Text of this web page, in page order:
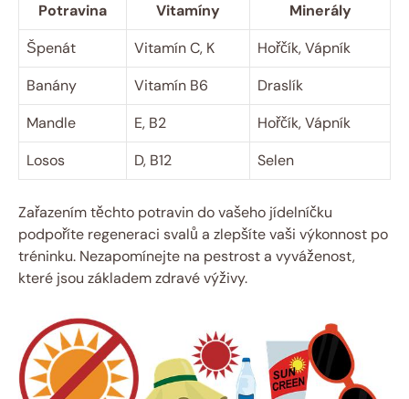
Potravina Vitamíny
Minerály
Špenát
Vitamín C, K
Hořčík, Vápník
Banány
Vitamín B6
Draslík
Mandle
E, B2
Hořčík, Vápník
Losos
D, B12 Selen
Zařazením těchto potravin do vašeho jídelníčku
podpoříte regeneraci svalů a zlepšíte vaši výkonnost po
tréninku. Nezapomínejte na pestrost a vyváženost,
které jsou základem zdravé výživy.